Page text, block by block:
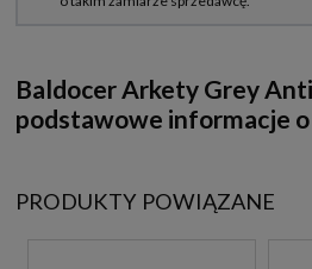
Baldocer Arkety Grey
podstawowe informacje o
PRODUKTY POWIĄZANE